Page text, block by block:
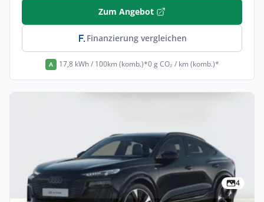
Zum Angebot
Finanzierung vergleichen
A 17,8 kWh / 100km (komb.)*0 g CO₂ / km (komb.)*
4